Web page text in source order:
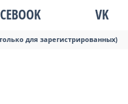
VK
для зарегистрированных)